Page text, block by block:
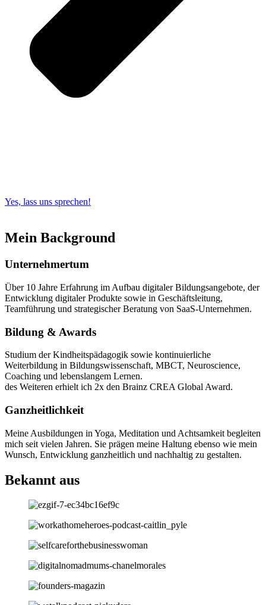
Yes, lass uns sprechen!
Mein Background
Unternehmertum
Über 10 Jahre Erfahrung im Aufbau digitaler Bildungsangebote, der
Entwicklung digitaler Produkte sowie in Geschäftsleitung,
Teamführung und strategischer Beratung von SaaS-Unternehmen.
Bildung & Awards
Studium der Kindheitspädagogik sowie kontinuierliche
Weiterbildung in Bildungswissenschaft, MBCT, Neuroscience,
Coaching und lebenslangem Lernen.
des Weiteren erhielt ich 2x den Brainz CREA Global Award.
Ganzheitlichkeit
Meine Ausbildungen in Yoga, Meditation und Achtsamkeit begleiten
mich seit vielen Jahren. Sie prägen meine Haltung ebenso wie mein
Wunsch, Entwicklung ganzheitlich und nachhaltig zu gestalten.
Bekannt aus